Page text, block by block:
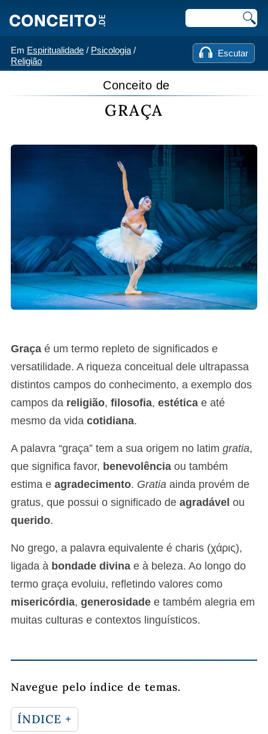
Em Espiritualidade / Psicologia /
Religião
Escutar
Conceito de
GRAÇA
Graça é um termo repleto de significados e
versatilidade. A riqueza conceitual dele ultrapassa
distintos campos do conhecimento, a exemplo dos
campos da religião, filosofia, estética e até
mesmo da vida cotidiana.
A palavra “graça” tem a sua origem no latim gratia,
que significa favor, benevolência ou também
estima e agradecimento. Gratia ainda provém de
gratus, que possui o significado de agradável ou
querido.
No grego, a palavra equivalente é charis (χάρις),
ligada à bondade divina e à beleza. Ao longo do
termo graça evoluiu, refletindo valores como
misericórdia, generosidade e também alegria em
muitas culturas e contextos linguísticos.
Navegue pelo índice de temas.
ÍNDICE +